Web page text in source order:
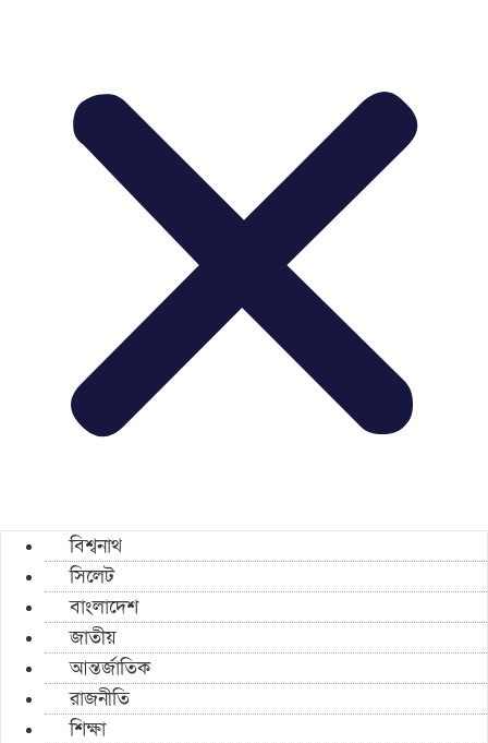
বিশ্বনাথ
সিলেট
বাংলাদেশ
জাতীয়
আন্তর্জাতিক
রাজনীতি
শিক্ষা